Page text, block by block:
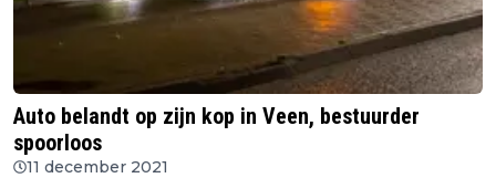
Auto belandt op zijn kop in Veen, bestuurder
spoorloos
11 december 2021